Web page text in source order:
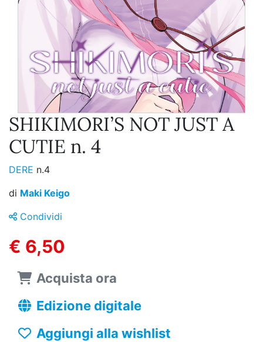
SHIKIMORI’S NOT JUST A
CUTIE n. 4
DERE n.4
di Maki Keigo
Condividi
€ 6,50
Acquista ora
Edizione digitale
Aggiungi alla wishlist